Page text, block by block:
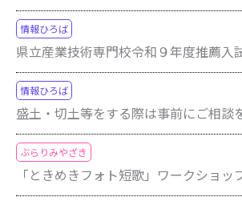
情報ひろば
県立産業技術専門校令和９年度推薦入
情報ひろば
盛土・切土等をする際は事前にご相談
ぶらりみやざき
「ときめきフォト短歌」ワークショッ